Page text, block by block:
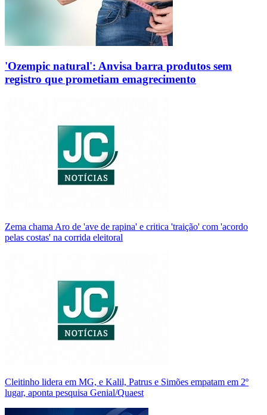
'Ozempic natural': Anvisa barra produtos sem
registro que prometiam emagrecimento
Zema chama Aro de 'ave de rapina' e critica 'traição' com 'acordo
pelas costas' na corrida eleitoral
Cleitinho lidera em MG, e Kalil, Patrus e Simões empatam em 2º
lugar, aponta pesquisa Genial/Quaest